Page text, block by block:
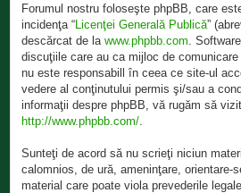
Forumul nostru foloseşte phpBB, care
incidenţa “Licenţei Generală Publică”
descărcat de lawww.phpbb.com .
discuţiile care au ca mijloc de
nu este responsabill în ceea ce site-ul
vedere al conţinutului permis şi/sau a
informaţii despre phpBB, vă rugăm să
http://www.phpbb.com/
Sunteţi de acord să nu scrieţi niciun
calomnios, de ură, ameninţare, orientare-
material care poate viola prevederile